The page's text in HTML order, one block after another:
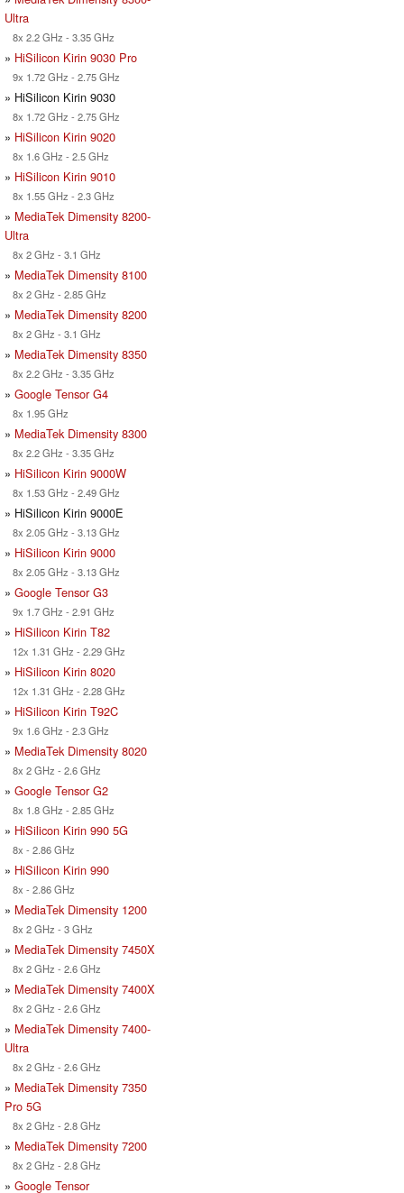
Ultra
8x 2.2 GHz - 3.35 GHz
» HiSilicon Kirin 9030 Pro
9x 1.72 GHz - 2.75 GHz
» HiSilicon Kirin 9030
8x 1.72 GHz - 2.75 GHz
» HiSilicon Kirin 9020
8x 1.6 GHz - 2.5 GHz
» HiSilicon Kirin 9010
8x 1.55 GHz - 2.3 GHz
» MediaTek Dimensity 8200-
Ultra
8x 2 GHz - 3.1 GHz
» MediaTek Dimensity 8100
8x 2 GHz - 2.85 GHz
» MediaTek Dimensity 8200
8x 2 GHz - 3.1 GHz
» MediaTek Dimensity 8350
8x 2.2 GHz - 3.35 GHz
» Google Tensor G4
8x 1.95 GHz
» MediaTek Dimensity 8300
8x 2.2 GHz - 3.35 GHz
» HiSilicon Kirin 9000W
8x 1.53 GHz - 2.49 GHz
» HiSilicon Kirin 9000E
8x 2.05 GHz - 3.13 GHz
» HiSilicon Kirin 9000
8x 2.05 GHz - 3.13 GHz
» Google Tensor G3
9x 1.7 GHz - 2.91 GHz
» HiSilicon Kirin T82
12x 1.31 GHz - 2.29 GHz
» HiSilicon Kirin 8020
12x 1.31 GHz - 2.28 GHz
» HiSilicon Kirin T92C
9x 1.6 GHz - 2.3 GHz
» MediaTek Dimensity 8020
8x 2 GHz - 2.6 GHz
» Google Tensor G2
8x 1.8 GHz - 2.85 GHz
» HiSilicon Kirin 990 5G
8x - 2.86 GHz
» HiSilicon Kirin 990
8x - 2.86 GHz
» MediaTek Dimensity 1200
8x 2 GHz - 3 GHz
» MediaTek Dimensity 7450X
8x 2 GHz - 2.6 GHz
» MediaTek Dimensity 7400X
8x 2 GHz - 2.6 GHz
» MediaTek Dimensity 7400-
Ultra
8x 2 GHz - 2.6 GHz
» MediaTek Dimensity 7350
Pro 5G
8x 2 GHz - 2.8 GHz
» MediaTek Dimensity 7200
8x 2 GHz - 2.8 GHz
» Google Tensor